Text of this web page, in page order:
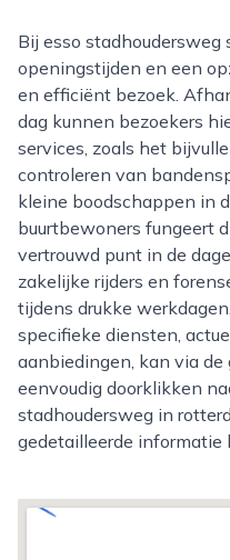
Bij esso stadhoudersweg staat gemak voorop, met ruime
openingstijden en een
en efficiënt bezoek.
dag kunnen bezoekers
services, zoals het
controleren van
kleine boodschappen in
buurtbewoners fungeert
vertrouwd punt in de
zakelijke rijders en
tijdens drukke
specifieke diensten,
aanbiedingen, kan via
eenvoudig doorklikken
stadhoudersweg in
gedetailleerde informatie